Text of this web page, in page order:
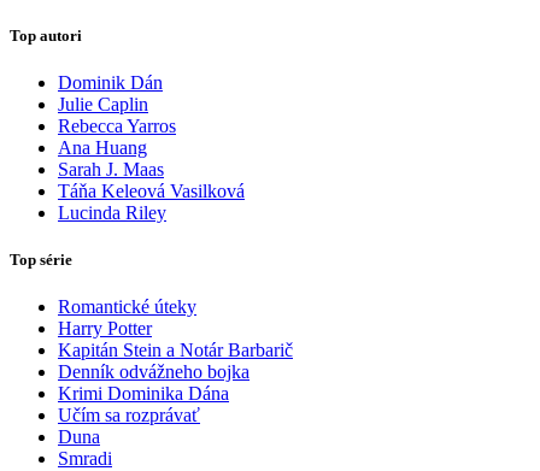
Top autori
Dominik Dán
Julie Caplin
Rebecca Yarros
Ana Huang
Sarah J. Maas
Táňa Keleová Vasilková
Lucinda Riley
Top série
Romantické úteky
Harry Potter
Kapitán Stein a Notár Barbarič
Denník odvážneho bojka
Krimi Dominika Dána
Učím sa rozprávať
Duna
Smradi